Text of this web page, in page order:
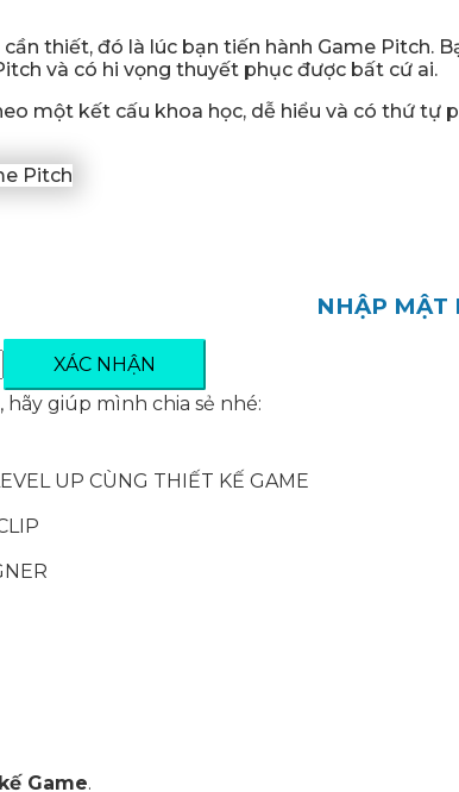
thiết, đó là lúc bạn tiến hành Game Pitch.
và có hi vọng thuyết phục được bất cứ ai.
một kết cấu khoa học, dễ hiểu và có thứ tự
NHẬP MẬT
hãy giúp mình chia sẻ nhé:
UP CÙNG THIẾT KẾ GAME
Game.